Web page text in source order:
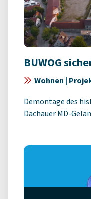
BUWOG
Wohnen |
Demontage des
Dachauer MD-